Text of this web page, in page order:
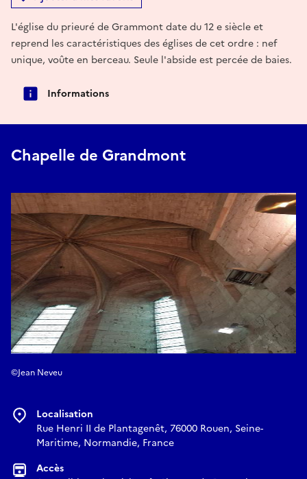
L'église du prieuré de Grammont date du 12 e siècle et
reprend les caractéristiques des églises de cet ordre : nef
unique, voûte en berceau. Seule l'abside est percée de baies.
Informations
Chapelle de Grandmont
©Jean Neveu
Localisation
Rue Henri II de Plantagenêt, 76000 Rouen, Seine-
Maritime, Normandie, France
Accès